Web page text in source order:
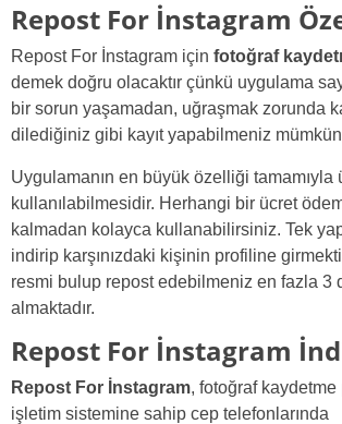
Repost For İnstagram
Repost For İnstagram için fotoğraf
demek doğru olacaktır çünkü uygulama
bir sorun yaşamadan, uğraşmak zorunda
dilediğiniz gibi kayıt yapabilmeniz
Uygulamanın en büyük özelliği tamamıyla
kullanılabilmesidir. Herhangi bir ücret
kalmadan kolayca kullanabilirsiniz. Tek
indirip karşınızdaki kişinin profiline
resmi bulup repost edebilmeniz en fazla 3
almaktadır.
Repost For İnstagram
Repost For İnstagram, fotoğraf kaydetme
işletim sistemine sahip cep telefonlarında